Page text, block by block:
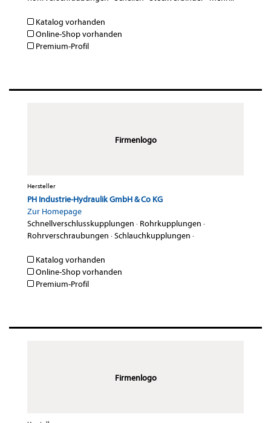
Katalog vorhanden
Online-Shop vorhanden
Premium-Profil
Firmenlogo
Hersteller
PH Industrie-Hydraulik GmbH & Co KG
Zur Homepage
Schnellverschlusskupplungen · Rohrkupplungen ·
Rohrverschraubungen ·Schlauchkupplungen ·
Katalog vorhanden
Online-Shop vorhanden
Premium-Profil
Firmenlogo